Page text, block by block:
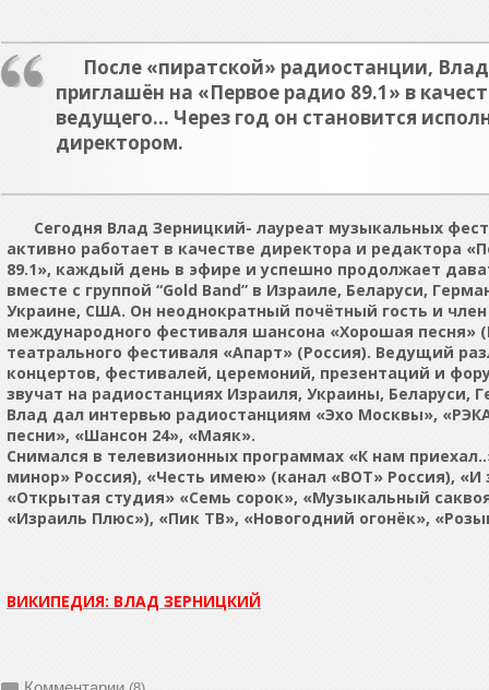
После «пиратской» радиостанции, Влад
приглашён на «Первое радио 89.1» в
ведущего… Через год он становится
директором.
Сегодня Влад Зерницкий- лауреат музыкальных
активно работает в качестве директора и редактора
89.1», каждый день в эфире и успешно продолжает
вместе с группой “Gold Band” в Израиле, Беларуси,
Украине, США. Он неоднократный почётный гость и
международного фестиваля шансона «Хорошая песня»
театрального фестиваля «Апарт» (Россия). Ведущий
концертов, фестивалей, церемоний, презентаций и
звучат на радиостанциях Израиля, Украины, Беларуси,
Влад дал интервью радиостанциям «Эхо Москвы»,
песни», «Шансон 24», «Маяк».
Снимался в телевизионных программах «К нам
минор» Россия), «Честь имею» (канал «ВОТ» Россия), «И
«Открытая студия» «Семь сорок», «Музыкальный
«Израиль Плюс»), «Пик ТВ», «Новогодний огонёк»,
ВИКИПЕДИЯ: ВЛАД ЗЕРНИЦКИЙ